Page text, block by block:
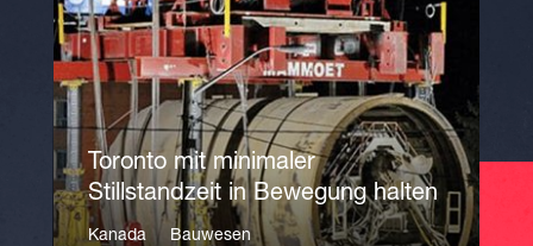
Toronto mit minimaler
Stillstandzeit in Bewegung halten
Kanada
Bauwesen